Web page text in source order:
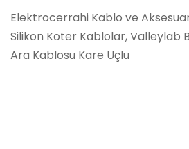
Elektrocerrahi Kablo ve
Silikon Koter Kablolar, Valleylab
Ara Kablosu Kare Uçlu